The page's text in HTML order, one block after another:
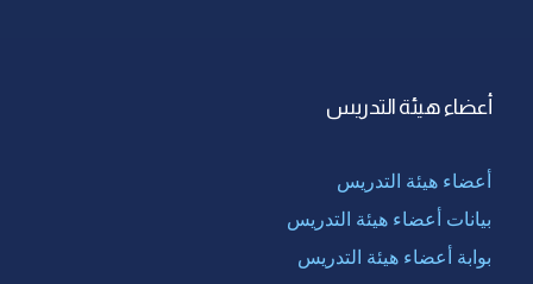
أعضاء هيئة التدريس
أعضاء هيئة التدريس
بيانات أعضاء هيئة التدريس
بوابة أعضاء هيئة التدريس